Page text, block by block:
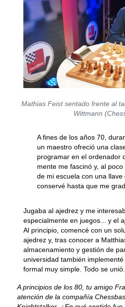
Mathias Feist sentado frente al
Wittmann
A fines de los años 70,
un maestro ofreció una
programar en el ordenador
mente me fascinó y, al
de mi escuela con una
conservé hasta que me
Jugaba al ajedrez y me
especialmente en juegos... y el
Al principio, comencé con un
ajedrez y, tras conocer a
almacenamiento y gestión de
universidad también
formal muy simple. Todo se
A principios de los 80, tu amigo
atención de la compañía